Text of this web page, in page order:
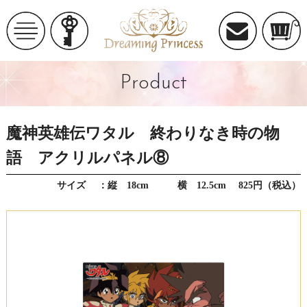
Product
魔神英雄伝ワタル 終わりなき時の物
語 アクリルパネル⑧
サイズ ：縦 18cm 横 12.5cm 825円（税込）